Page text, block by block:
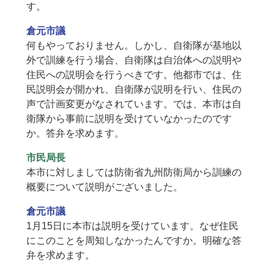
す。
倉元市議
何もやっておりません。しかし、自衛隊が基地以
外で訓練を行う場合、自衛隊は自治体への説明や
住民への説明会を行うべきです。他都市では、住
民説明会が開かれ、自衛隊が説明を行い、住民の
声で計画変更がなされています。では、本市は自
衛隊から事前に説明を受けていなかったのです
か。答弁を求めます。
市民局長
本市に対しましては防衛省九州防衛局から訓練の
概要について説明がございました。
倉元市議
1月15日に本市は説明を受けています。なぜ住民
にこのことを周知しなかったんですか。明確な答
弁を求めます。